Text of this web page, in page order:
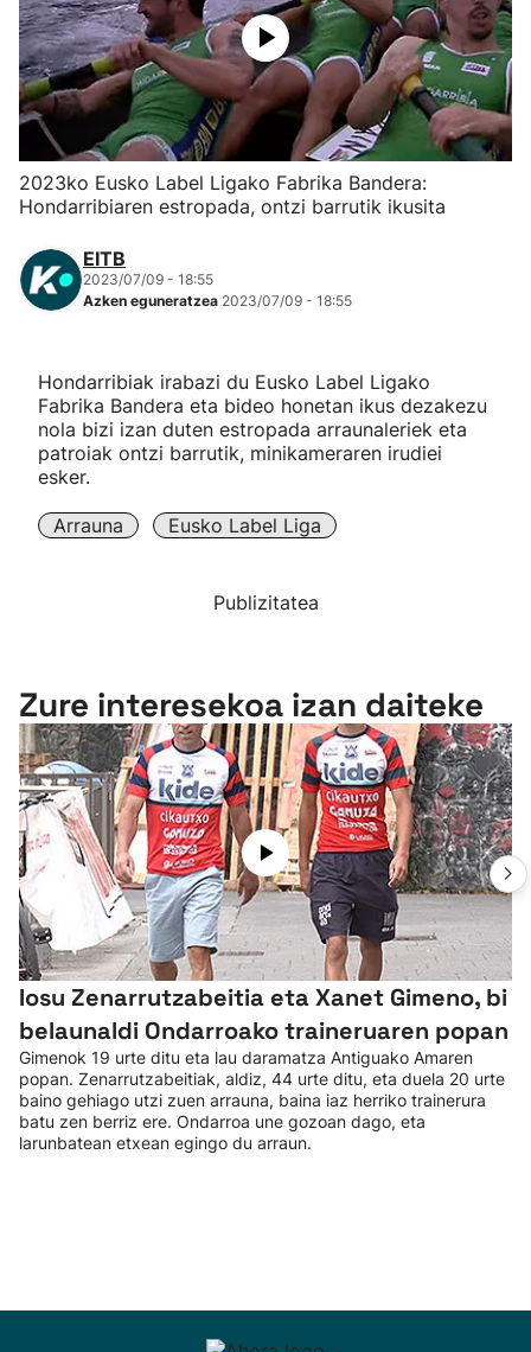
Herri-kirolak
Eskubaloia
Kirolak 360
Mendi-lasterketak
"Helmuga"
2023ko Eusko Label Ligako Fabrika Bandera:
Hondarribiaren estropada, ontzi barrutik ikusita
EITB
2023/07/09 - 18:55
Azken eguneratzea 2023/07/09 - 18:55
Hondarribiak irabazi du Eusko Label Ligako
Fabrika Bandera eta bideo honetan ikus dezakezu
nola bizi izan duten estropada arraunaleriek eta
patroiak ontzi barrutik, minikameraren irudiei
esker.
Arrauna Eusko Label Liga
Publizitatea
Zure interesekoa izan daiteke
Iosu Zenarrutzabeitia eta Xanet Gimeno, bi
belaunaldi Ondarroako traineruaren popan
Gimenok 19 urte ditu eta lau daramatza Antiguako Amaren
popan. Zenarrutzabeitiak, aldiz, 44 urte ditu, eta duela 20 urte
baino gehiago utzi zuen arrauna, baina iaz herriko trainerura
batu zen berriz ere. Ondarroa une gozoan dago, eta
larunbatean etxean egingo du arraun.